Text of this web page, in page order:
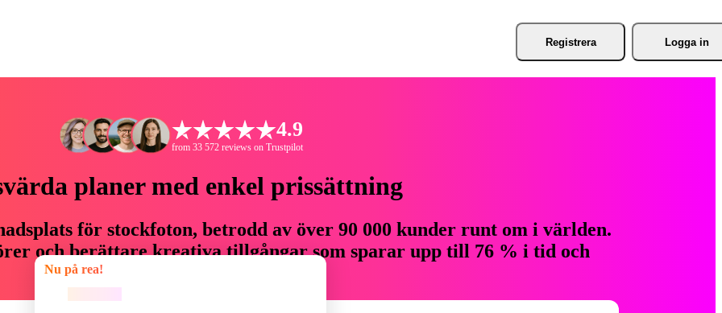
Registrera Logga in
4.9
from 33 572 reviews on Trustpilot
planer med enkel prissättning
för stockfoton, betrodd av över 90 000 kunder runt om i världen.
och berättare kreativa tillgångar som sparar upp till 76 % i tid och
Nu på rea!